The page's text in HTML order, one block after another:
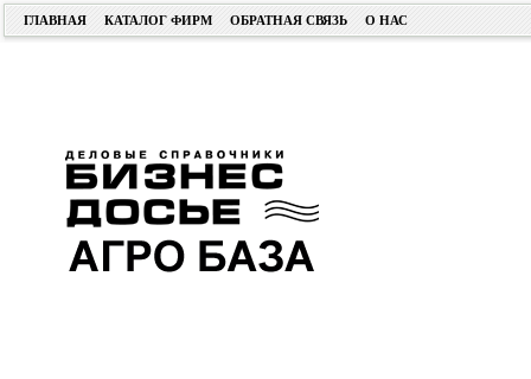
ГЛАВНАЯ КАТАЛОГ ФИРМ ОБРАТНАЯ СВЯЗЬ О НАС